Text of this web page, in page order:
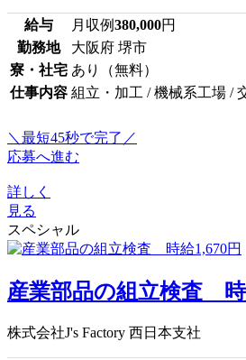
給与 月収例380,000円
勤務地
大阪府 堺市
寮・社宅 あり（無料）
仕事内容 組立・加工 / 機械系工場 /
＼最短45秒で完了／
応募へ進む
詳しく
見る
スペシャル
産業部品の組立検査 時
株式会社J's Factory 西日本支社